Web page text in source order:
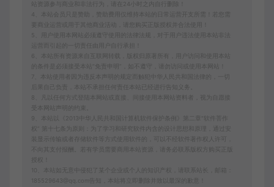
站资源参与商业和非法行为，请在24小时之内自行删除！
4、本站会员只是赞助，赞助费用仅维持本站的日常运营开支所需！若您需
要商业运营或用于其他商业活动，请您购买正版授权并合法使用！
5、用户使用本网站必须遵守使用的法律法规，对于用户违法使用本站非法
6、本站所有资源来自互联网转载，版权归原著所有，用户访问和使用本站
的条件是必须接受本站“免责申明”，如不遵守，请勿访问或使用本网站！
7、本站使用者因为违反本声明的规定而触犯中华人民共和国法律的，一切
后果自己负责，本站不承担任何责任本站已经进行告知义务。
8、凡以任何方式登陆本网站或直接、间接使用本网站资料者，视为自愿接
受本网站声明的约束。
9、本站以《2013中华人民共和国计算机软件保护条例》第二章"软件菩作
权” 第十七条为原则：为了学习和研究软件内含的设计思想和原理，通过安
装显示传输或者存储软件等方式使用软件的，可以不经软件著作权人许可，
不向其支付报酬。若有学员需要商用本站资源，请务必联系版权方购买正版
10、本站如无意中侵犯了某个企业或个人的知识产权，请联系站长，邮箱：
185529643@qq.com告知，本站将立即删除并致以最深的歉意！